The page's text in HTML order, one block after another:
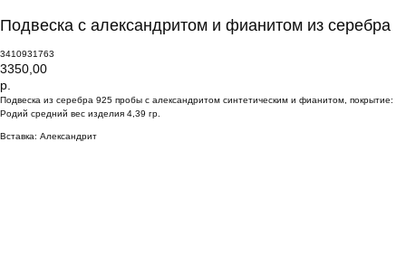
Подвеска с александритом и фианитом из серебра
3410931763
3350,00
р.
Подвеска из серебра 925 пробы с александритом синтетическим и фианитом, покрытие:
Родий средний вес изделия 4,39 гр.
Вставка: Александрит